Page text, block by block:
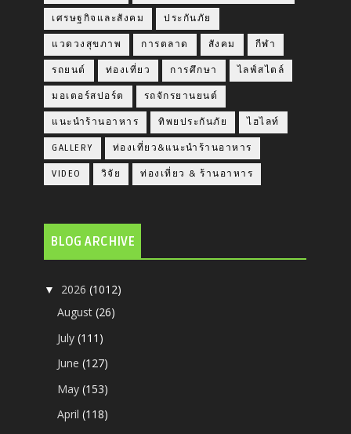
เศรษฐกิจและสังคม ประกันภัย
แวดวงสุขภาพ การตลาด สังคม กีฬา
รถยนต์ ท่องเที่ยว การศึกษา ไลฟ์สไตล์
มอเตอร์สปอร์ต รถจักรยานยนต์
แนะนำร้านอาหาร ทิพยประกันภัย ไฮไลท์
GALLERY ท่องเที่ยว&แนะนำร้านอาหาร
VIDEO วิจัย ท่องเที่ยว & ร้านอาหาร
BLOG ARCHIVE
▼ 2026(1012)
August(26)
July(111)
June(127)
May(153)
April(118)